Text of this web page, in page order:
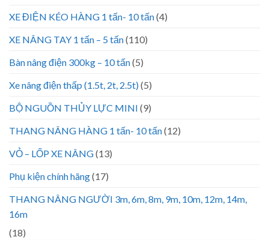
XE ĐIỆN KÉO HÀNG 1 tấn- 10 tấn(4)
XE NÂNG TAY 1 tấn – 5 tấn(110)
Bàn nâng điện 300kg – 10 tấn(5)
Xe nâng điện thấp (1.5t, 2t, 2.5t)(5)
BỘ NGUỒN THỦY LỰC MINI (9)
THANG NÂNG HÀNG 1 tấn- 10 tấn(12)
VỎ – LỐP XE NÂNG(13)
Phụ kiện chính hãng(17)
THANG NÂNG NGƯỜI 3m, 6m, 8m, 9m, 10m, 12m, 14m,
16m
(18)